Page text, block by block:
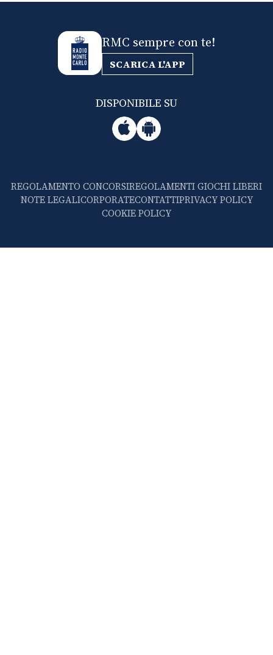
RMC sempre con te!
SCARICA L'APP
DISPONIBILE SU
REGOLAMENTO CONCORSIREGOLAMENTI GIOCHI LIBERI
NOTE LEGALICORPORATECONTATTIPRIVACY POLICY
COOKIE POLICY